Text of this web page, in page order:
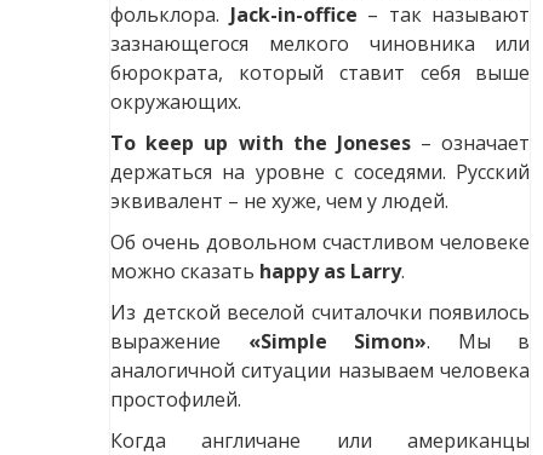
фольклора. Jack-in-office – так называют
зазнающегося мелкого чиновника или
бюрократа, который ставит себя выше
окружающих.
To keep up with the Joneses– означает
держаться на уровне с соседями. Русский
эквивалент – не хуже, чем у людей.
Об очень довольном счастливом человеке
можно сказать happy as Larry.
Из детской веселой считалочки появилось
выражение «Simple Simon». Мы в
аналогичной ситуации называем человека
простофилей.
Когда англичане или американцы